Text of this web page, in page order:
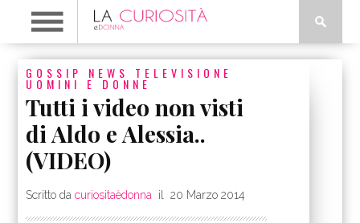
GOSSIP NEWS TELEVISIONE
UOMINI E DONNE
Tutti i video non visti
di Aldo e Alessia..
(VIDEO)
Scritto dacuriositaèdonna il20 Marzo 2014